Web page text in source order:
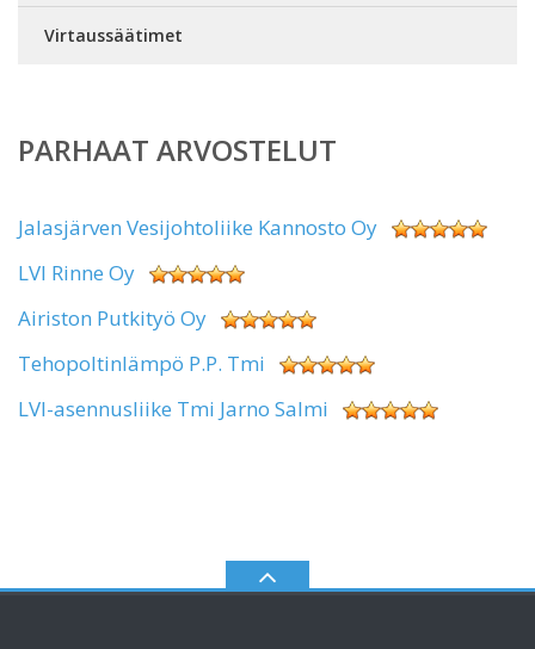
Virtaussäätimet
PARHAAT ARVOSTELUT
Jalasjärven Vesijohtoliike Kannosto Oy
LVI Rinne Oy
Airiston Putkityö Oy
Tehopoltinlämpö P.P. Tmi
LVI-asennusliike Tmi Jarno Salmi